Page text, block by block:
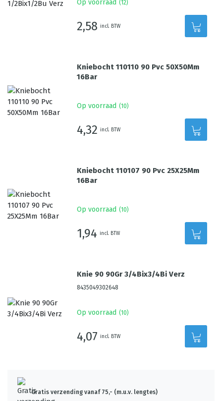
Op voorraad (12)
2,58 incl. BTW
Kniebocht 110110 90 Pvc 50X50Mm
16Bar
Op voorraad (10)
4,32 incl. BTW
Kniebocht 110107 90 Pvc 25X25Mm
16Bar
Op voorraad (10)
1,94 incl. BTW
Knie 90 90Gr 3/4Bix3/4Bi Verz
8435049302648
Op voorraad (10)
4,07 incl. BTW
Gratis verzending vanaf 75,- (m.u.v. lengtes)